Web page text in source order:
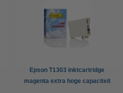
Epson T1303 inktcartridge
magenta extra hoge capaciteit